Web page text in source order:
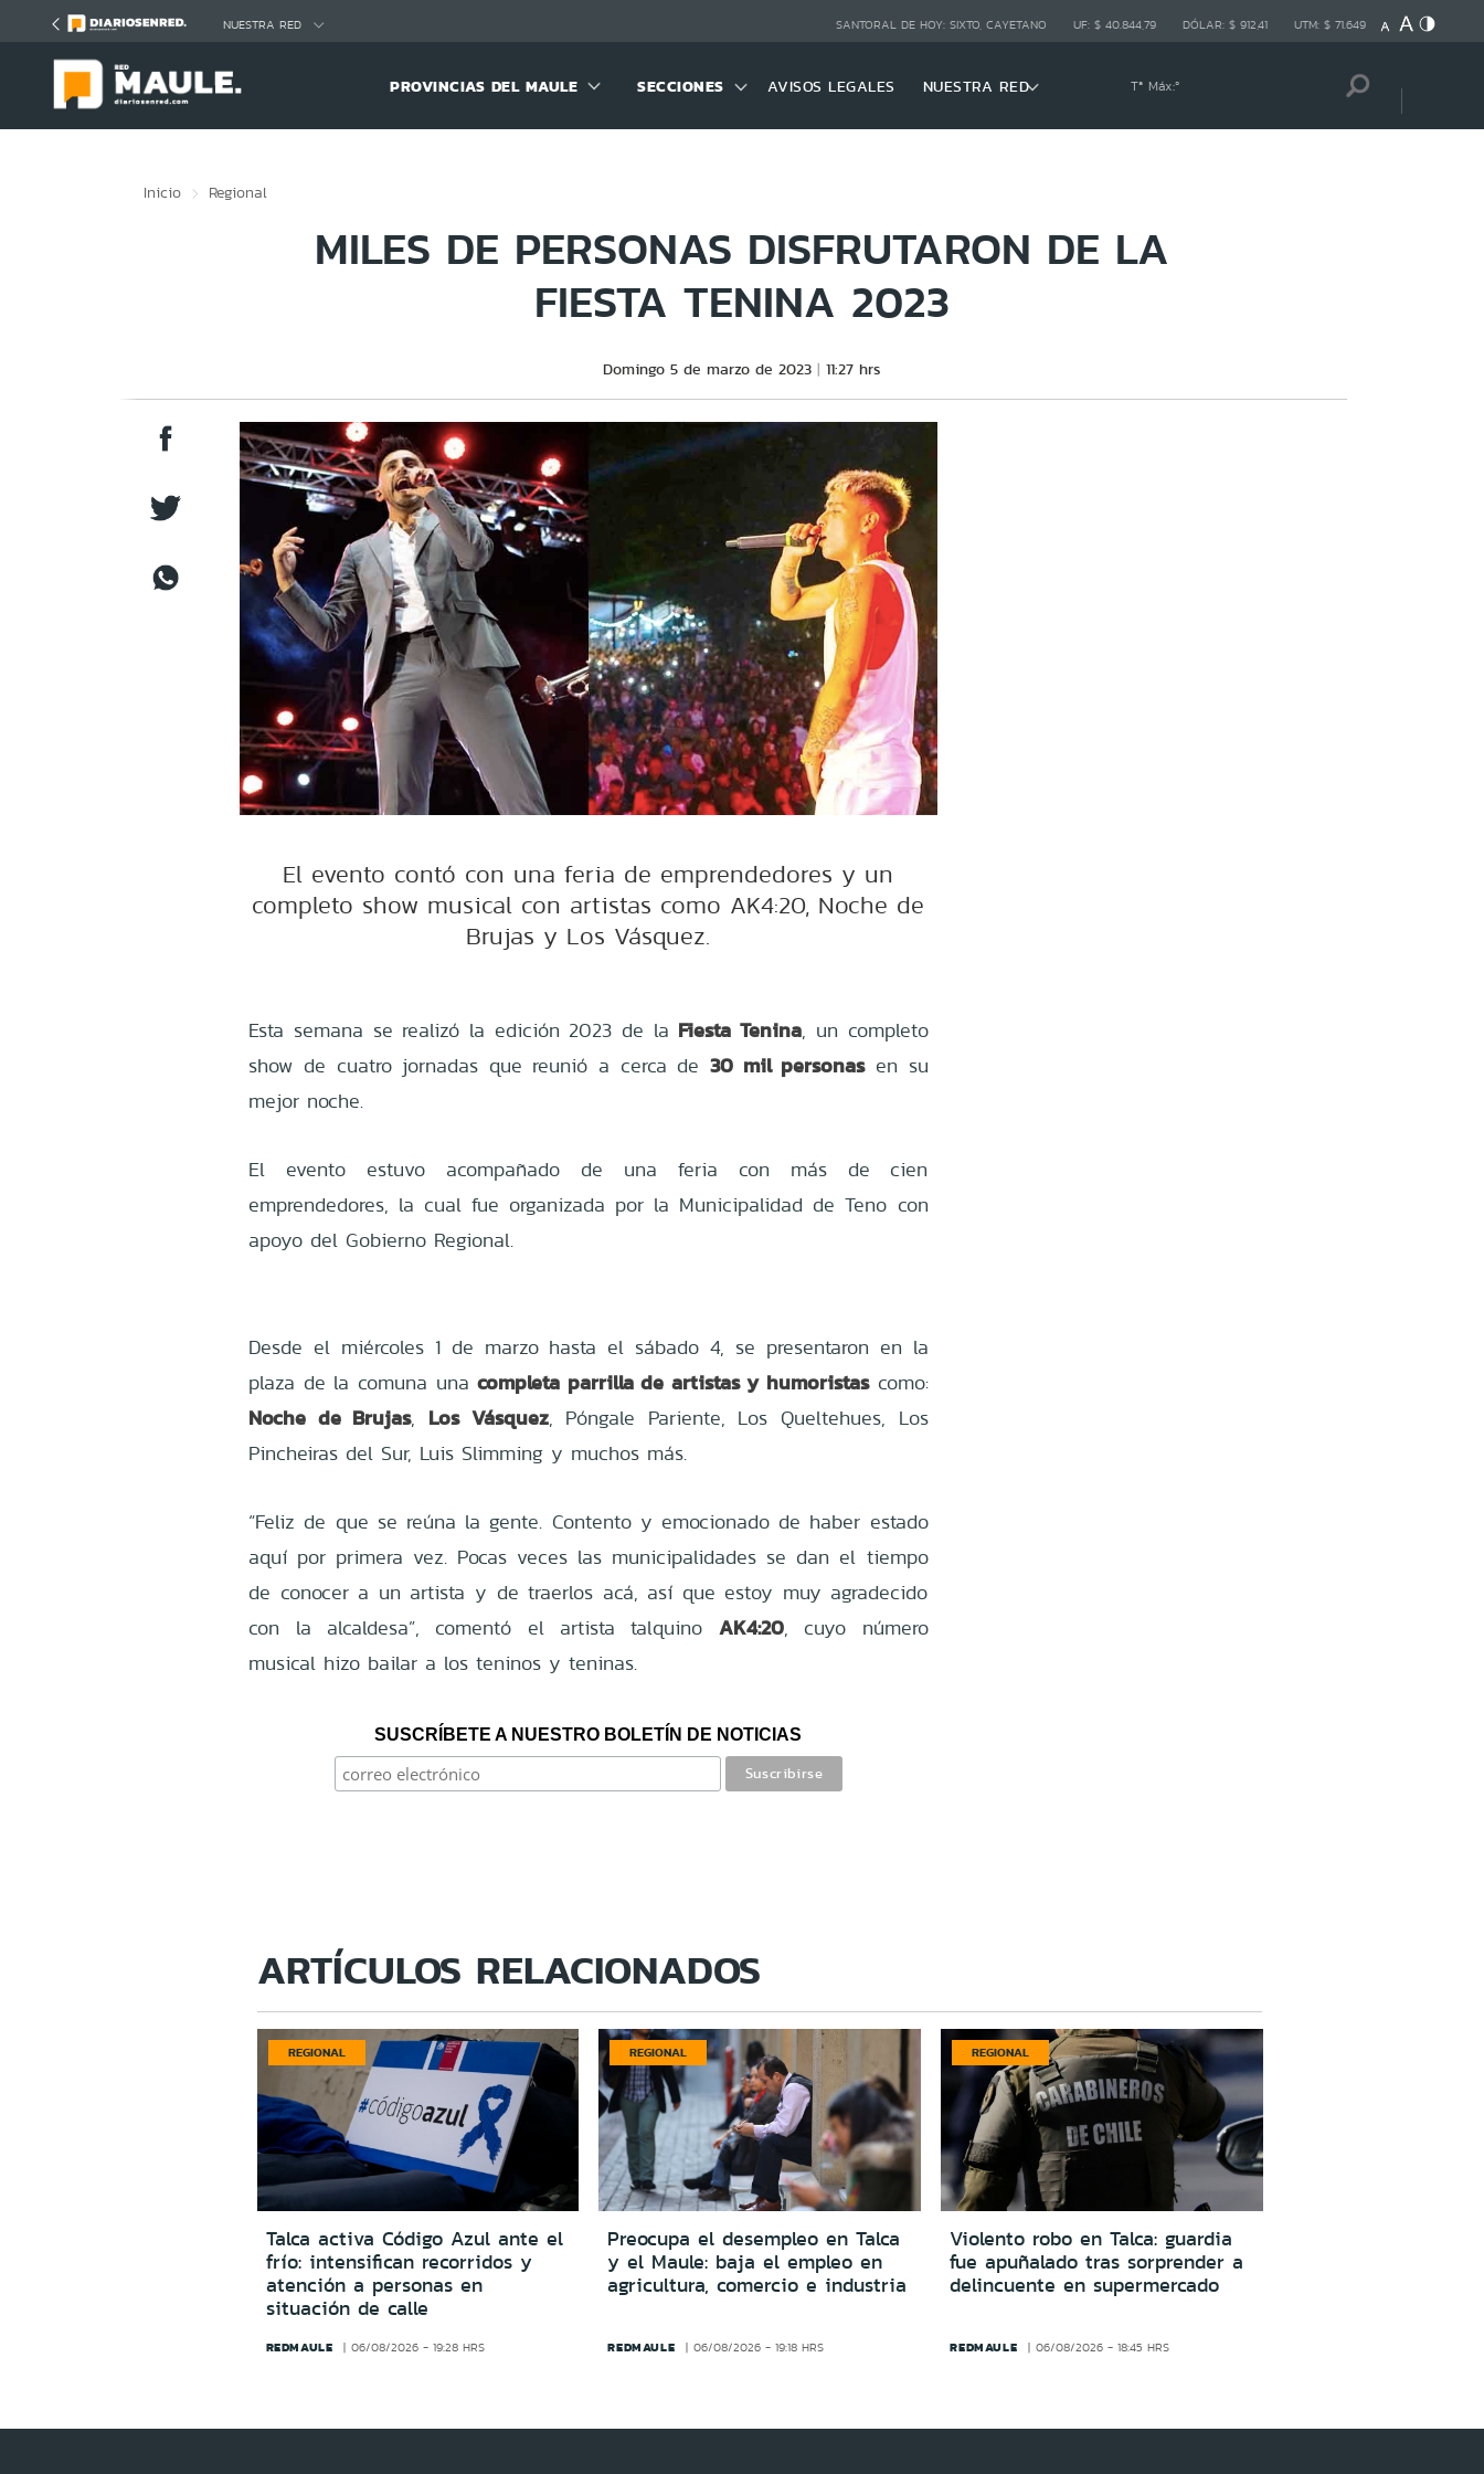
NUESTRA RED SANTORAL DE HOY: SIXTO, CAYETANO UF: $ 40.844,79 DÓLAR: $ 912,41 UTM: $ 71.649
PROVINCIAS DEL MAULE SECCIONES AVISOS LEGALES NUESTRA RED Tª Máx:º
Inicio Regional
MILES DE PERSONAS DISFRUTARON DE LA
FIESTA TENINA 2023
Domingo 5 de marzo de 2023 11:27 hrs
El evento contó con una feria de emprendedores y un
completo show musical con artistas como AK4:20, Noche de
Brujas y Los Vásquez.
Esta semana se realizó la edición 2023 de la Fiesta Tenina, un completo
show de cuatro jornadas que reunió a cerca de 30 mil personasen su
mejor noche.
El evento estuvo acompañado de una feria con más de cien
emprendedores, la cual fue organizada por la Municipalidad de Teno con
apoyo del Gobierno Regional.
Desde el miércoles 1 de marzo hasta el sábado 4, se presentaron en la
plaza de la comuna unacompleta parrilla de artistas y humoristascomo:
Noche de Brujas, Los Vásquez, Póngale Pariente, Los Queltehues, Los
Pincheiras del Sur, Luis Slimming y muchos más.
“Feliz de que se reúna la gente. Contento y emocionado de haber estado
aquí por primera vez. Pocas veces las municipalidades se dan el tiempo
de conocer a un artista y de traerlos acá, así que estoy muy agradecido
con la alcaldesa”, comentó el artista talquino AK4:20, cuyo número
musical hizo bailar a los teninos y teninas.
SUSCRÍBETE A NUESTRO BOLETÍN DE NOTICIAS
ARTÍCULOS RELACIONADOS
REGIONAL
Talca activa Código Azul ante el
frío: intensifican recorridos y
atención a personas en
situación de calle
REDMAULE 06/08/2026 - 19:28 HRS
REGIONAL
Preocupa el desempleo en Talca
y el Maule: baja el empleo en
agricultura, comercio e industria
REDMAULE 06/08/2026 - 19:18 HRS
REGIONAL
Violento robo en Talca: guardia
fue apuñalado tras sorprender a
delincuente en supermercado
REDMAULE 06/08/2026 - 18:45 HRS